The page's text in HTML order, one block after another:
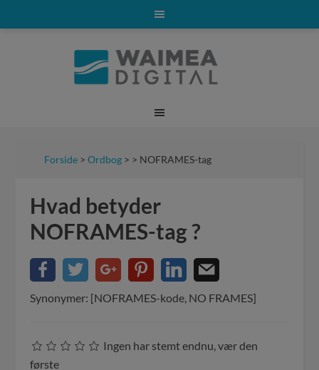
Forside >Ordbog > > NOFRAMES-tag
Hvad betyder
NOFRAMES-tag ?
Synonymer: [NOFRAMES-kode, NO FRAMES]
Ingen har stemt endnu, vær den
første